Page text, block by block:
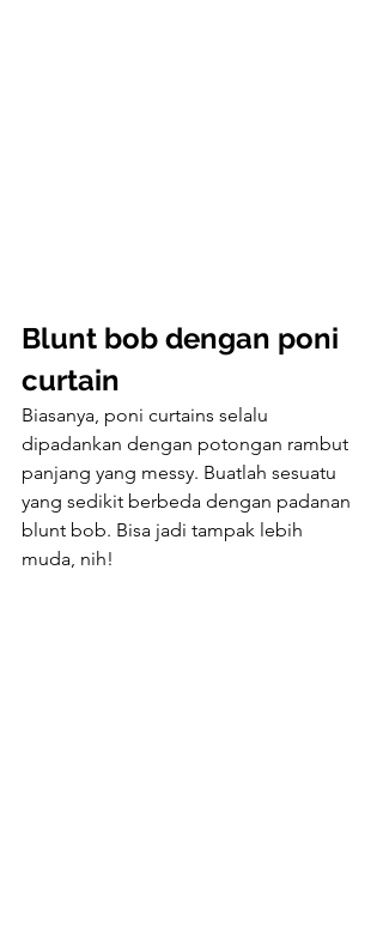
Blunt bob dengan poni
curtain
Biasanya, poni curtains selalu
dipadankan dengan potongan rambut
panjang yang messy. Buatlah sesuatu
yang sedikit berbeda dengan padanan
blunt bob. Bisa jadi tampak lebih
muda, nih!